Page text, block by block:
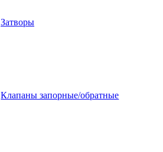
Затворы
Клапаны запорные/обратные